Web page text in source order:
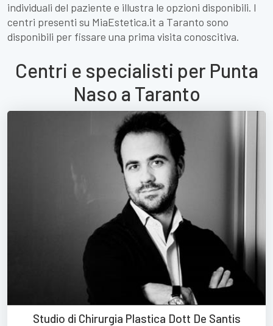
individuali del paziente e illustra le opzioni disponibili. I
centri presenti su MiaEstetica.it a Taranto sono
disponibili per fissare una prima visita conoscitiva.
Centri e specialisti per Punta
Naso a Taranto
Studio di Chirurgia Plastica Dott De Santis